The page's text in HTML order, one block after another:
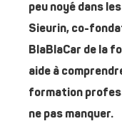
peu noyé dans
Sieurin, co-
BlaBlaCar de la
aide à
formation
ne pas manquer.